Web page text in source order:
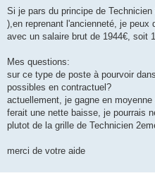
Si je pars du principe de
),en reprenant l'ancienneté, je peux
avec un salaire brut de 1944€, soit
Mes questions:
sur ce type de poste à pourvoir
possibles en contractuel?
actuellement, je gagne en
ferait une nette baisse, je pourrais
plutot de la grille de Technicien
merci de votre aide